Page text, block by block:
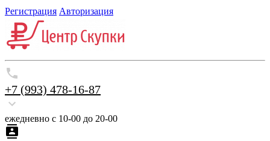
Регистрация Авторизация
+7 (993) 478-16-87
ежедневно с 10-00 до 20-00